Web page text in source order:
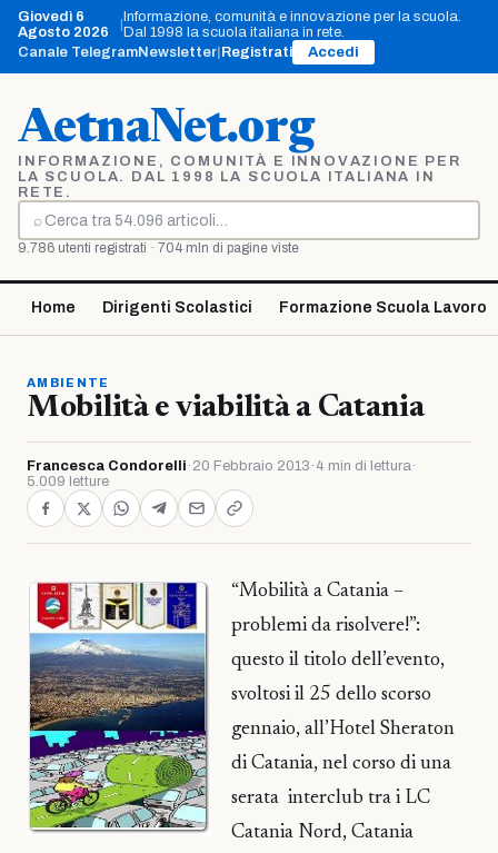
Vai
contenuto
Giovedì 6
Agosto 2026
Informazione, comunità e innovazione per la scuola.
Dal 1998 la scuola italiana in rete.
Canale TelegramNewsletter Registrati Accedi
AetnaNet.org
INFORMAZIONE, COMUNITÀ E INNOVAZIONE PER
LA SCUOLA. DAL 1998 LA SCUOLA ITALIANA IN
RETE.
⌕
Cerca
9.786 utenti registrati · 704 mln di pagine viste
Home Dirigenti Scolastici Formazione Scuola Lavoro
AMBIENTE
Mobilità e viabilità a Catania
Francesca Condorelli · 20 Febbraio 2013 · 4 min di lettura·
5.009 letture
“Mobilità a Catania –
problemi da risolvere!”:
questo il titolo dell’evento,
svoltosi il 25 dello scorso
gennaio, all’Hotel Sheraton
di Catania, nel corso di una
serata interclub tra i LC
Catania Nord, Catania